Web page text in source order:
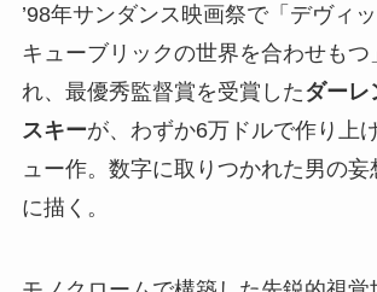
’98年サンダンス映画祭で「デヴィ
キューブリックの世界を合わせもつ
れ、最優秀監督賞を受賞したダーレ
スキーが、わずか6万ドルで作り上
ュー作。数字に取りつかれた男の妄
に描く。